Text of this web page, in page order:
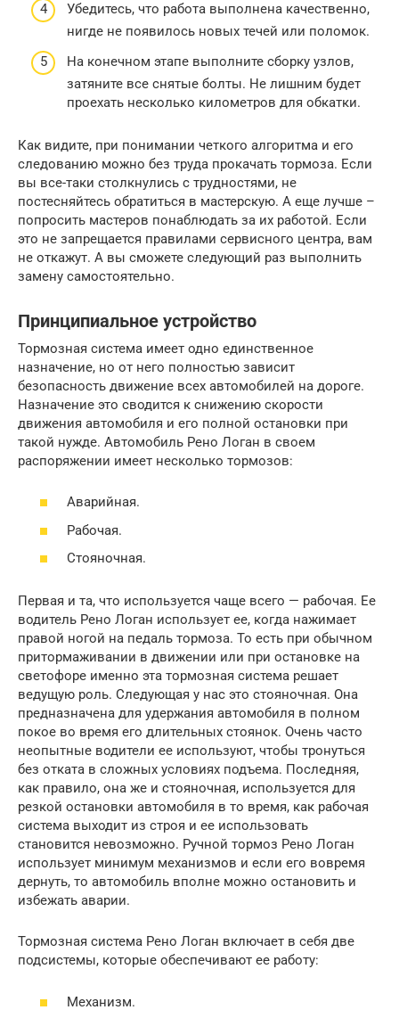
Убедитесь, что работа выполнена качественно,
нигде не появилось новых течей или поломок.
На конечном этапе выполните сборку узлов,
затяните все снятые болты. Не лишним будет
проехать несколько километров для обкатки.
Как видите, при понимании четкого алгоритма и его
следованию можно без труда прокачать тормоза. Если
вы все-таки столкнулись с трудностями, не
постесняйтесь обратиться в мастерскую. А еще лучше –
попросить мастеров понаблюдать за их работой. Если
это не запрещается правилами сервисного центра, вам
не откажут. А вы сможете следующий раз выполнить
замену самостоятельно.
Принципиальное устройство
Тормозная система имеет одно единственное
назначение, но от него полностью зависит
безопасность движение всех автомобилей на дороге.
Назначение это сводится к снижению скорости
движения автомобиля и его полной остановки при
такой нужде. Автомобиль Рено Логан в своем
распоряжении имеет несколько тормозов:
Аварийная.
Рабочая.
Стояночная.
Первая и та, что используется чаще всего — рабочая. Ее
водитель Рено Логан использует ее, когда нажимает
правой ногой на педаль тормоза. То есть при обычном
притормаживании в движении или при остановке на
светофоре именно эта тормозная система решает
ведущую роль. Следующая у нас это стояночная. Она
предназначена для удержания автомобиля в полном
покое во время его длительных стоянок. Очень часто
неопытные водители ее используют, чтобы тронуться
без отката в сложных условиях подъема. Последняя,
как правило, она же и стояночная, используется для
резкой остановки автомобиля в то время, как рабочая
система выходит из строя и ее использовать
становится невозможно. Ручной тормоз Рено Логан
использует минимум механизмов и если его вовремя
дернуть, то автомобиль вполне можно остановить и
избежать аварии.
Тормозная система Рено Логан включает в себя две
подсистемы, которые обеспечивают ее работу:
Механизм.